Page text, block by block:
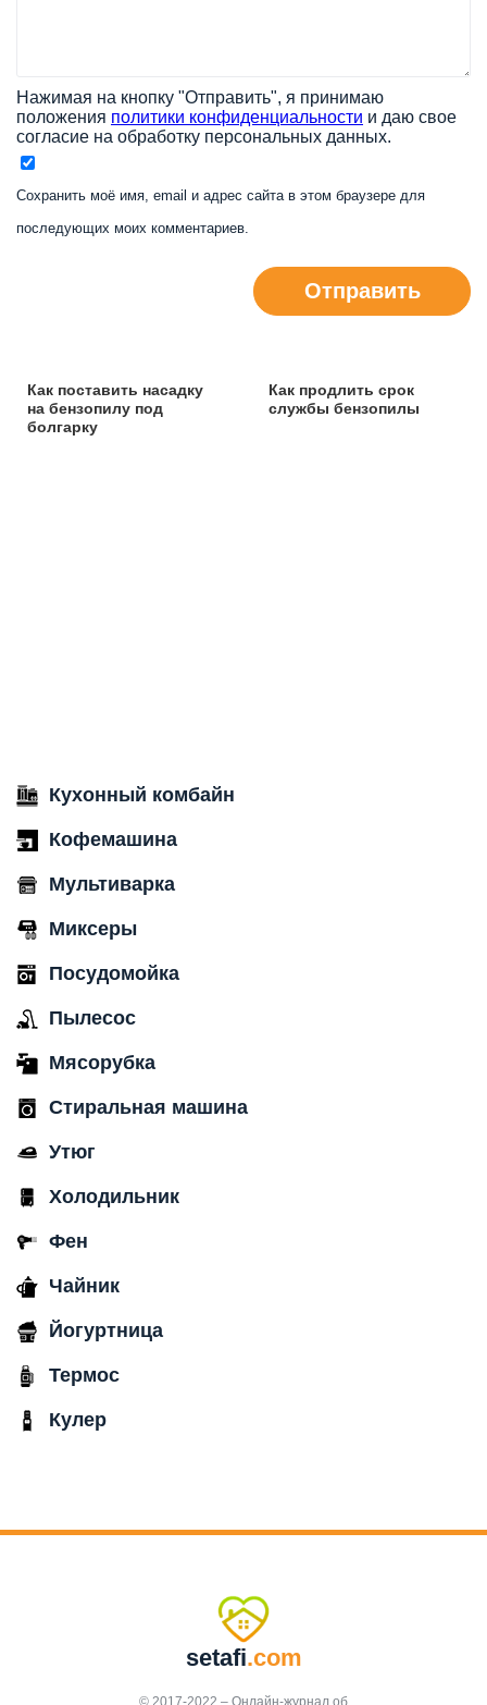
Нажимая на кнопку "Отправить", я принимаю
положения политики конфиденциальности и даю свое
согласие на обработку персональных данных.
Сохранить моё имя, email и адрес сайта в этом браузере для
последующих моих комментариев.
Отправить
Как поставить насадку
на бензопилу под
болгарку
Как продлить срок
службы бензопилы
Кухонный комбайн
Кофемашина
Мультиварка
Миксеры
Посудомойка
Пылесос
Мясорубка
Стиральная машина
Утюг
Холодильник
Фен
Чайник
Йогуртница
Термос
Кулер
setafi.com
© 2017-2022 – Онлайн-журнал об